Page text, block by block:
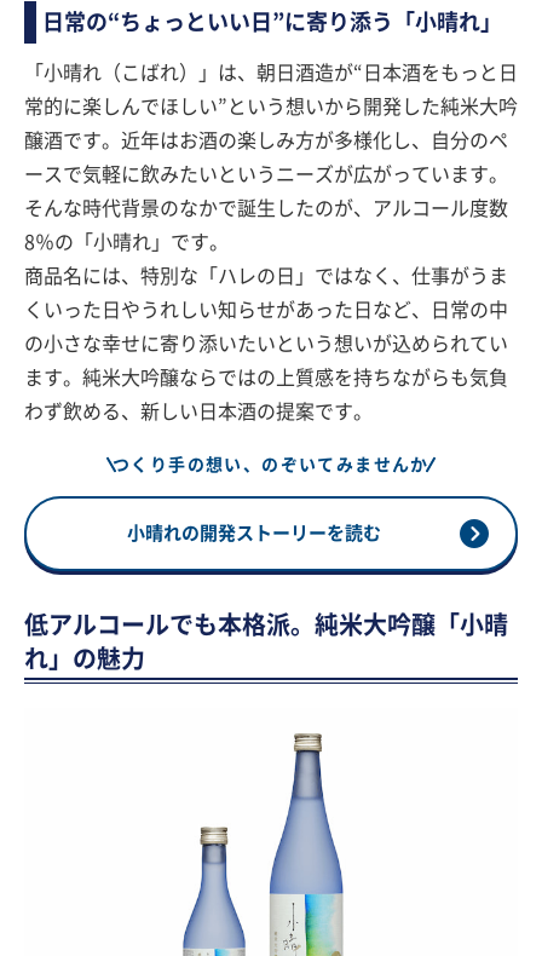
日常の“ちょっといい日”に寄り添う「小晴れ」
「小晴れ（こばれ）」は、朝日酒造が“日本酒をもっと日
常的に楽しんでほしい”という想いから開発した純米大吟
醸酒です。近年はお酒の楽しみ方が多様化し、自分のペ
ースで気軽に飲みたいというニーズが広がっています。
そんな時代背景のなかで誕生したのが、アルコール度数
8％の「小晴れ」です。
商品名には、特別な「ハレの日」ではなく、仕事がうま
くいった日やうれしい知らせがあった日など、日常の中
の小さな幸せに寄り添いたいという想いが込められてい
ます。純米大吟醸ならではの上質感を持ちながらも気負
わず飲める、新しい日本酒の提案です。
つくり手の想い、のぞいてみませんか
小晴れの開発ストーリーを読む
低アルコールでも本格派。純米大吟醸「小晴
れ」の魅力